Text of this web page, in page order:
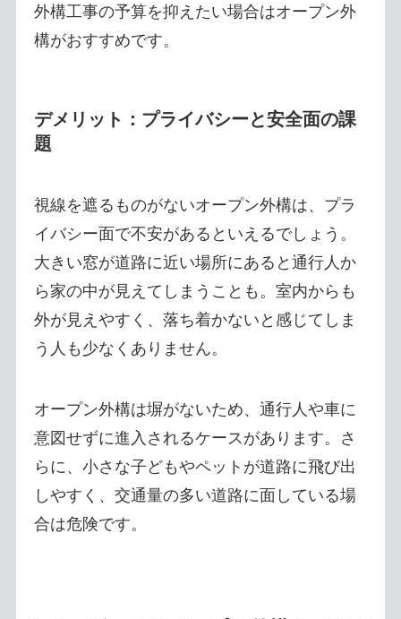
外構工事の予算を抑えたい場合はオープン外
構がおすすめです。
デメリット：プライバシーと安全面の課
題
視線を遮るものがないオープン外構は、プラ
イバシー面で不安があるといえるでしょう。
大きい窓が道路に近い場所にあると通行人か
ら家の中が見えてしまうことも。室内からも
外が見えやすく、落ち着かないと感じてしま
う人も少なくありません。
オープン外構は塀がないため、通行人や車に
意図せずに進入されるケースがあります。さ
らに、小さな子どもやペットが道路に飛び出
しやすく、交通量の多い道路に面している場
合は危険です。